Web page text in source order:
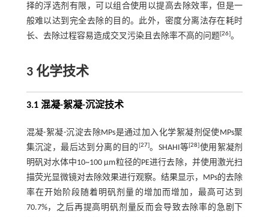
择的浮选剂有限，可以组合使用以提高去除效率，但是一
般难以达到完全去除的目的。此外，密度分离法存在耗时
长、去除过程容易造成交叉污染且去除率不高的问题[26]。
3 化学技术
3.1 混凝-絮凝-沉淀技术
混凝-絮凝-沉淀去除MPs是通过加入化学絮凝剂促使MPs聚
集沉淀，最后达到分离的目的 [27]。SHAHI等[28]使用絮凝剂
明矾对水体中10~100 µm粒径的PE进行去除，并使用激光扫
描荧光显微镜对去除效果进行观察。结果显示，MPs的去除
率在开始阶段随着明矾剂量的增加而增加，最高可达到
70.7%，之后再提高明矾剂量反而会导致去除率的急剧下